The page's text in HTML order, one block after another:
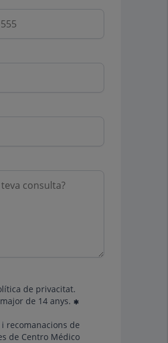
de privacitat.
de 14 anys.
recomanacions de
de Centro Médico